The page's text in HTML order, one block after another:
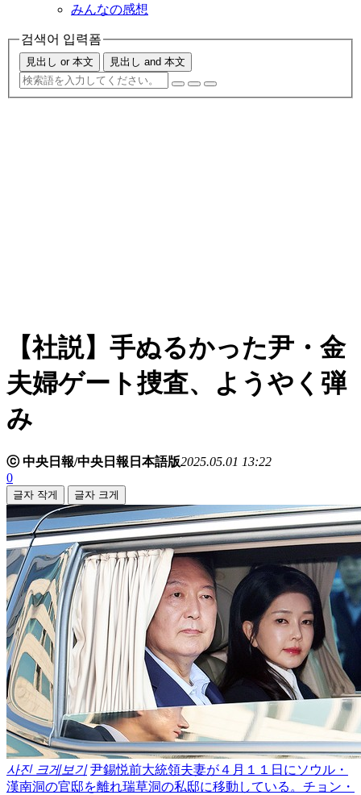
みんなの感想
검색어 입력폼
見出し or 本文 見出し and 本文
【社説】手ぬるかった尹・金
夫婦ゲート捜査、ようやく弾
み
ⓒ 中央日報/中央日報日本語版2025.05.01 13:22
0
글자 작게 글자 크게
사진 크게보기 尹錫悦前大統領夫妻が４月１１日にソウル・
漢南洞の官邸を離れ瑞草洞の私邸に移動している。チョン・